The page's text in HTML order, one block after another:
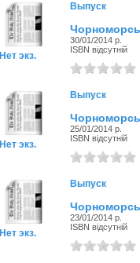
Нет экз.
Выпуск
30/01/2014 р.
ISBN відсутній
Нет экз.
Выпуск
25/01/2014 р.
ISBN відсутній
Нет экз.
Выпуск
23/01/2014 р.
ISBN відсутній